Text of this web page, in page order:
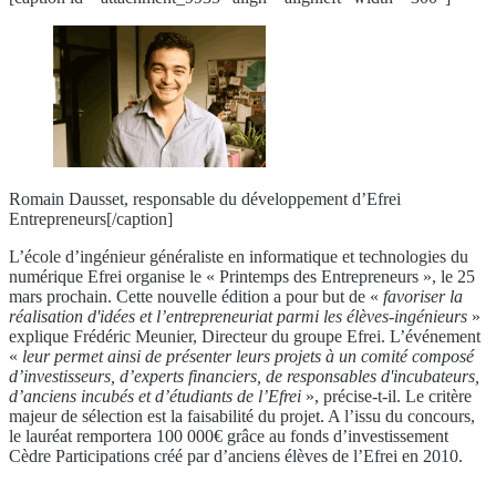
Romain Dausset, responsable du développement d’Efrei
Entrepreneurs[/caption]
L’école d’ingénieur généraliste en informatique et technologies du
numérique Efrei organise le « Printemps des Entrepreneurs », le 25
mars prochain. Cette nouvelle édition a pour but de « favoriser la
réalisation d'idées et l’entrepreneuriat parmi les élèves-ingénieurs »
explique Frédéric Meunier, Directeur du groupe Efrei. L’événement
« leur permet ainsi de présenter leurs projets à un comité composé
d’investisseurs, d’experts financiers, de responsables d'incubateurs,
d’anciens incubés et d’étudiants de l’Efrei », précise-t-il. Le critère
majeur de sélection est la faisabilité du projet. A l’issu du concours,
le lauréat remportera 100 000€ grâce au fonds d’investissement
Cèdre Participations créé par d’anciens élèves de l’Efrei en 2010.